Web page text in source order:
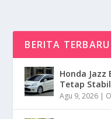
BERITA TERBARU
Honda Jazz
Tetap
Agu 9, 2026 |